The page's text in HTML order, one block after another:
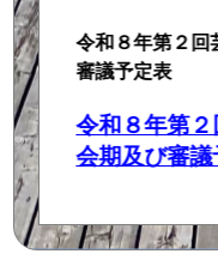
令和８年第２
審議予定表
令和８年第
会期及び審議